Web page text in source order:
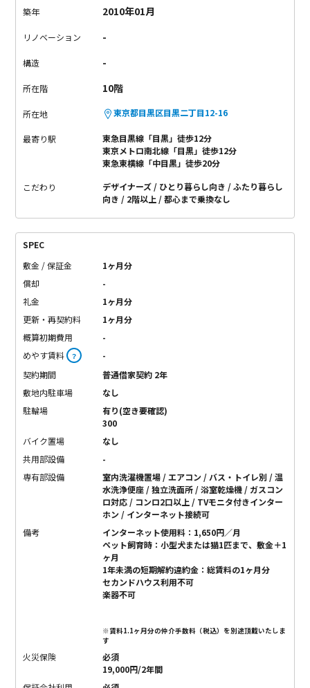
築年 2010年01月
リノベーション -
構造 -
所在階 10階
所在地 東京都目黒区目黒二丁目12-16
最寄り駅
東急目黒線「目黒」徒歩12分
東京メトロ南北線「目黒」徒歩12分
東急東横線「中目黒」徒歩20分
こだわり デザイナーズ ひとり暮らし向き
ふたり暮らし
向き
2階以上 都心まで乗換なし
SPEC
敷金 / 保証金
1ヶ月分
償却
-
礼金
1ヶ月分
更新・再契約料
1ヶ月分
概算初期費用
-
めやす賃料 ？
-
契約期間
普通借家契約 2年
敷地内駐車場
なし
駐輪場
有り(空き要確認)
300
バイク置場
なし
共用部設備
-
専有部設備
室内洗濯機置場 / エアコン / バス・トイレ別 / 温
水洗浄便座 / 独立洗面所 / 浴室乾燥機 / ガスコン
ロ対応 / コンロ2口以上 / TVモニタ付きインター
ホン / インターネット接続可
備考
インターネット使用料：1,650円／月
ペット飼育時：小型犬または猫1匹まで、敷金＋1
ヶ月
1年未満の短期解約違約金：総賃料の1ヶ月分
セカンドハウス利用不可
楽器不可
※賃料1.1ヶ月分の仲介手数料（税込）を別途頂戴いたしま
す
火災保険
必須
19,000円/2年間